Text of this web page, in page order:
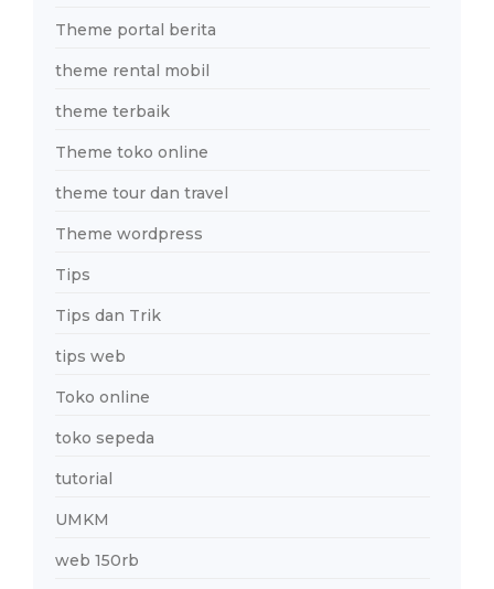
Theme portal berita
theme rental mobil
theme terbaik
Theme toko online
theme tour dan travel
Theme wordpress
Tips
Tips dan Trik
tips web
Toko online
toko sepeda
tutorial
UMKM
web 150rb